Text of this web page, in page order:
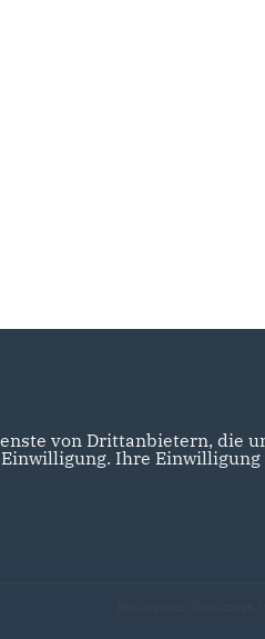
von Drittanbietern, die
Ihre Einwilligung